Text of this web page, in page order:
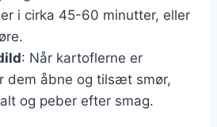
i cirka 45-60 minutter, eller
: Når kartoflerne er
åbne og tilsæt smør,
og peber efter smag.